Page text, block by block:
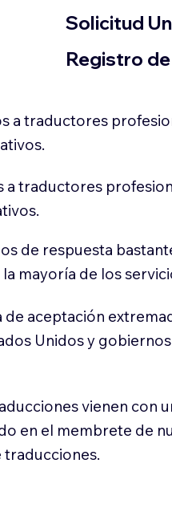
​Solicitud
Registro
a traductores
a traductores
de respuesta
mayoría de los
de aceptación
Unidos y
vienen con
en el membrete de